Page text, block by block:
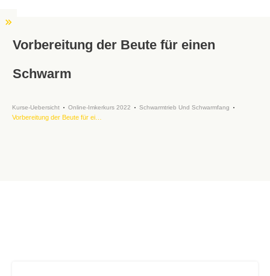
Vorbereitung der Beute für einen
Schwarm
Kurse-Uebersicht Online-Imkerkurs 2022 Schwarmtrieb Und Schwarmfang